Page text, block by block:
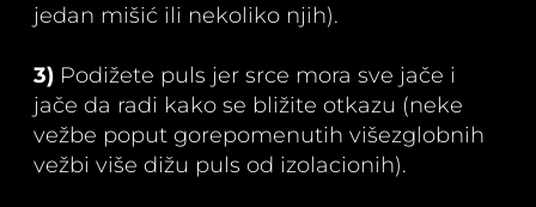
jedan mišić ili nekoliko njih).
3) Podižete puls jer srce mora sve jače i
jače da radi kako se bližite otkazu (neke
vežbe poput gorepomenutih višezglobnih
vežbi više dižu puls od izolacionih).